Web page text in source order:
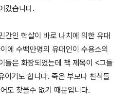
갔습니다.
간인 학살이 바로 나치에 의한 유대
에 수백만명의 유대인이 수용소의
들은 화장되었는데 책 제목이 <그들
이기도 합니다. 죽은 부모나 친척들
도 찾을수 없기 때문입니다.